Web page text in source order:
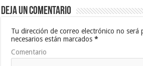
Deja un comentario
Tu dirección de correo electrónico no será
necesarios están marcados*
Comentario